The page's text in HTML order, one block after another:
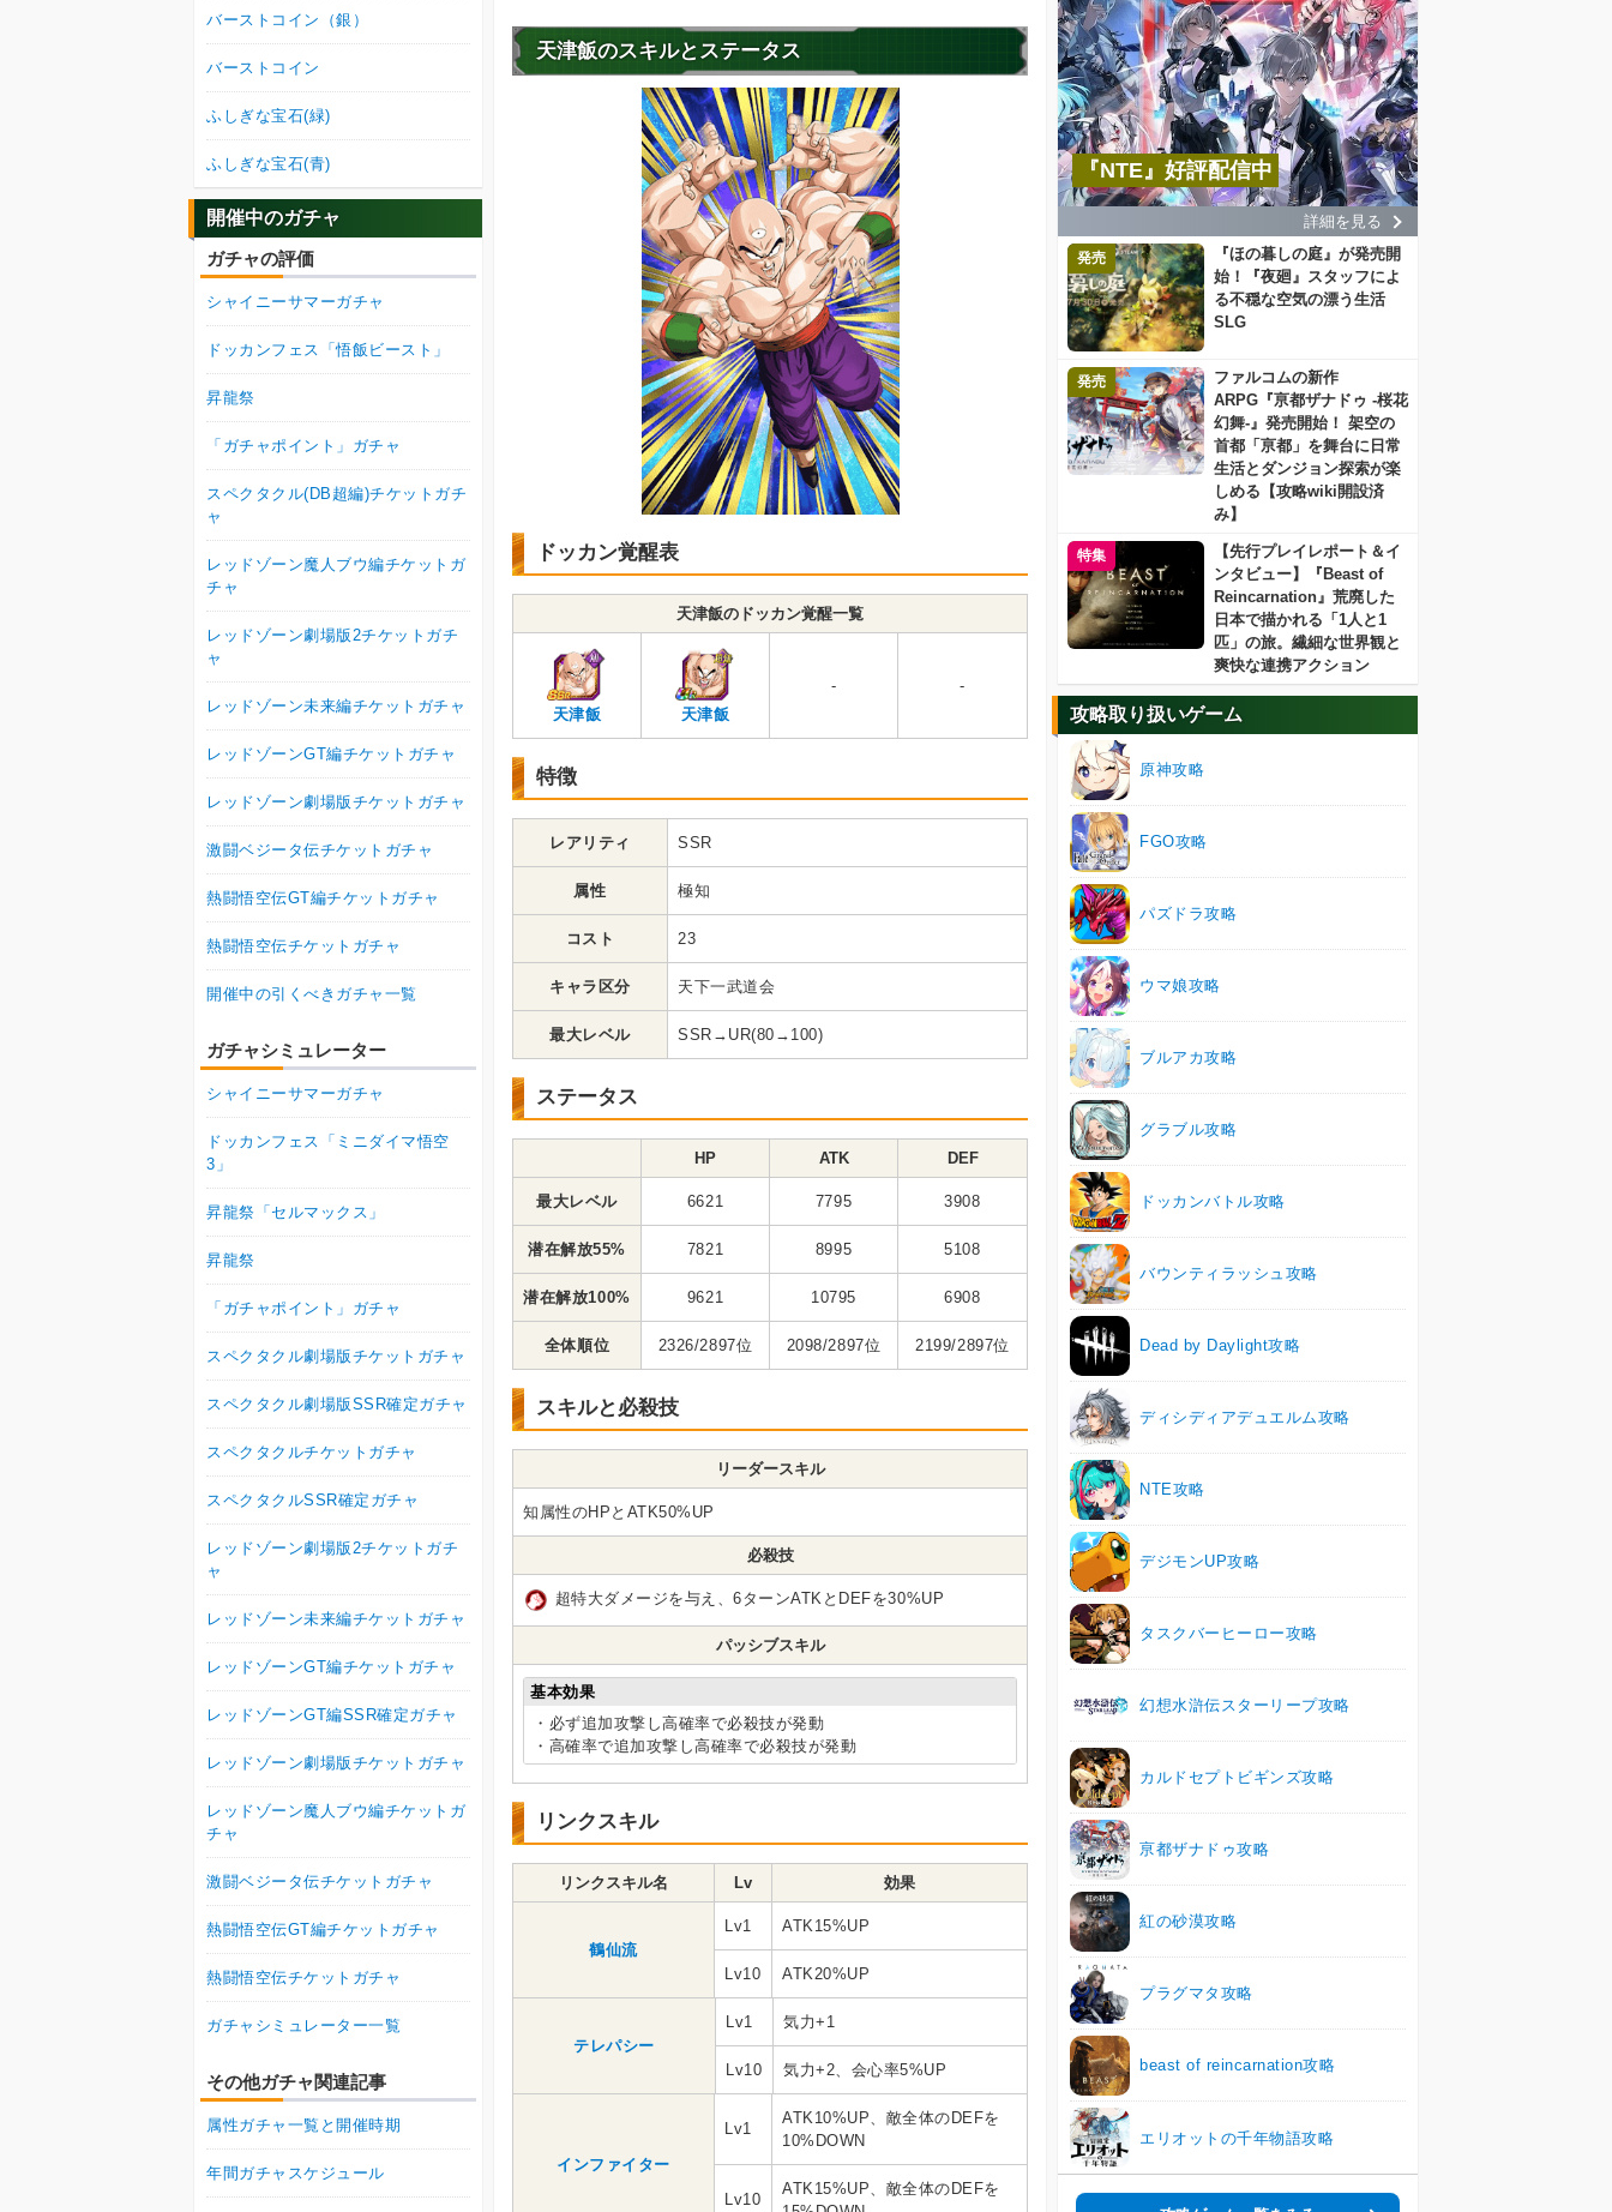
天津飯のスキルとステータス
ドッカン覚醒表
天津飯のドッカン覚醒一覧
天津飯 天津飯
- -
特徴
レアリティ SSR
属性 極知
コスト 23
キャラ区分 天下一武道会
最大レベル SSR→UR(80→100)
ステータス
HP ATK DEF
最大レベル 6621 7795 3908
潜在解放55% 7821 8995 5108
潜在解放100% 9621 10795 6908
全体順位 2326/2897位 2098/2897位 2199/2897位
スキルと必殺技
リーダースキル
知属性のHPとATK50%UP
必殺技
超特大ダメージを与え、6ターンATKとDEFを30%UP
パッシブスキル
基本効果
・必ず追加攻撃し高確率で必殺技が発動
・高確率で追加攻撃し高確率で必殺技が発動
リンクスキル
リンクスキル名 Lv 効果
鶴仙流
Lv1 ATK15%UP
Lv10 ATK20%UP
テレパシー
Lv1 気力+1
Lv10 気力+2、会心率5%UP
インファイター
Lv1
ATK10%UP、敵全体のDEFを
10%DOWN
Lv10
ATK15%UP、敵全体のDEFを
『NTE』好評配信中
詳細を見る
発売
『ほの暮しの庭』が発売開
始！『夜廻』スタッフによ
る不穏な空気の漂う生活
SLG
発売
ファルコムの新作
ARPG『亰都ザナドゥ -桜花
幻舞-』発売開始！ 架空の
首都「亰都」を舞台に日常
生活とダンジョン探索が楽
しめる【攻略wiki開設済
み】
特集
【先行プレイレポート＆イ
ンタビュー】『Beast of
Reincarnation』荒廃した
日本で描かれる「1人と1
匹」の旅。繊細な世界観と
爽快な連携アクション
攻略取り扱いゲーム
原神攻略
FGO攻略
パズドラ攻略
ウマ娘攻略
ブルアカ攻略
グラブル攻略
ドッカンバトル攻略
バウンティラッシュ攻略
Dead by Daylight攻略
ディシディアデュエルム攻略
NTE攻略
デジモンUP攻略
タスクバーヒーロー攻略
幻想水滸伝スターリープ攻略
カルドセプトビギンズ攻略
亰都ザナドゥ攻略
紅の砂漠攻略
プラグマタ攻略
beast of reincarnation攻略
エリオットの千年物語攻略
バーストコイン（銀）
バーストコイン
ふしぎな宝石(緑)
ふしぎな宝石(青)
開催中のガチャ
ガチャの評価
シャイニーサマーガチャ
ドッカンフェス「悟飯ビースト」
昇龍祭
「ガチャポイント」ガチャ
スペクタクル(DB超編)チケットガチ
ャ
レッドゾーン魔人ブウ編チケットガ
チャ
レッドゾーン劇場版2チケットガチ
ャ
レッドゾーン未来編チケットガチャ
レッドゾーンGT編チケットガチャ
レッドゾーン劇場版チケットガチャ
激闘ベジータ伝チケットガチャ
熱闘悟空伝GT編チケットガチャ
熱闘悟空伝チケットガチャ
開催中の引くべきガチャ一覧
ガチャシミュレーター
シャイニーサマーガチャ
ドッカンフェス「ミニダイマ悟空
3」
昇龍祭「セルマックス」
昇龍祭
「ガチャポイント」ガチャ
スペクタクル劇場版チケットガチャ
スペクタクル劇場版SSR確定ガチャ
スペクタクルチケットガチャ
スペクタクルSSR確定ガチャ
レッドゾーン劇場版2チケットガチ
ャ
レッドゾーン未来編チケットガチャ
レッドゾーンGT編チケットガチャ
レッドゾーンGT編SSR確定ガチャ
レッドゾーン劇場版チケットガチャ
レッドゾーン魔人ブウ編チケットガ
チャ
激闘ベジータ伝チケットガチャ
熱闘悟空伝GT編チケットガチャ
熱闘悟空伝チケットガチャ
ガチャシミュレーター一覧
その他ガチャ関連記事
属性ガチャ一覧と開催時期
年間ガチャスケジュール